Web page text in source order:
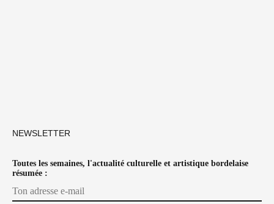
NEWSLETTER
Toutes les semaines, l'actualité culturelle et artistique bordelaise
résumée :